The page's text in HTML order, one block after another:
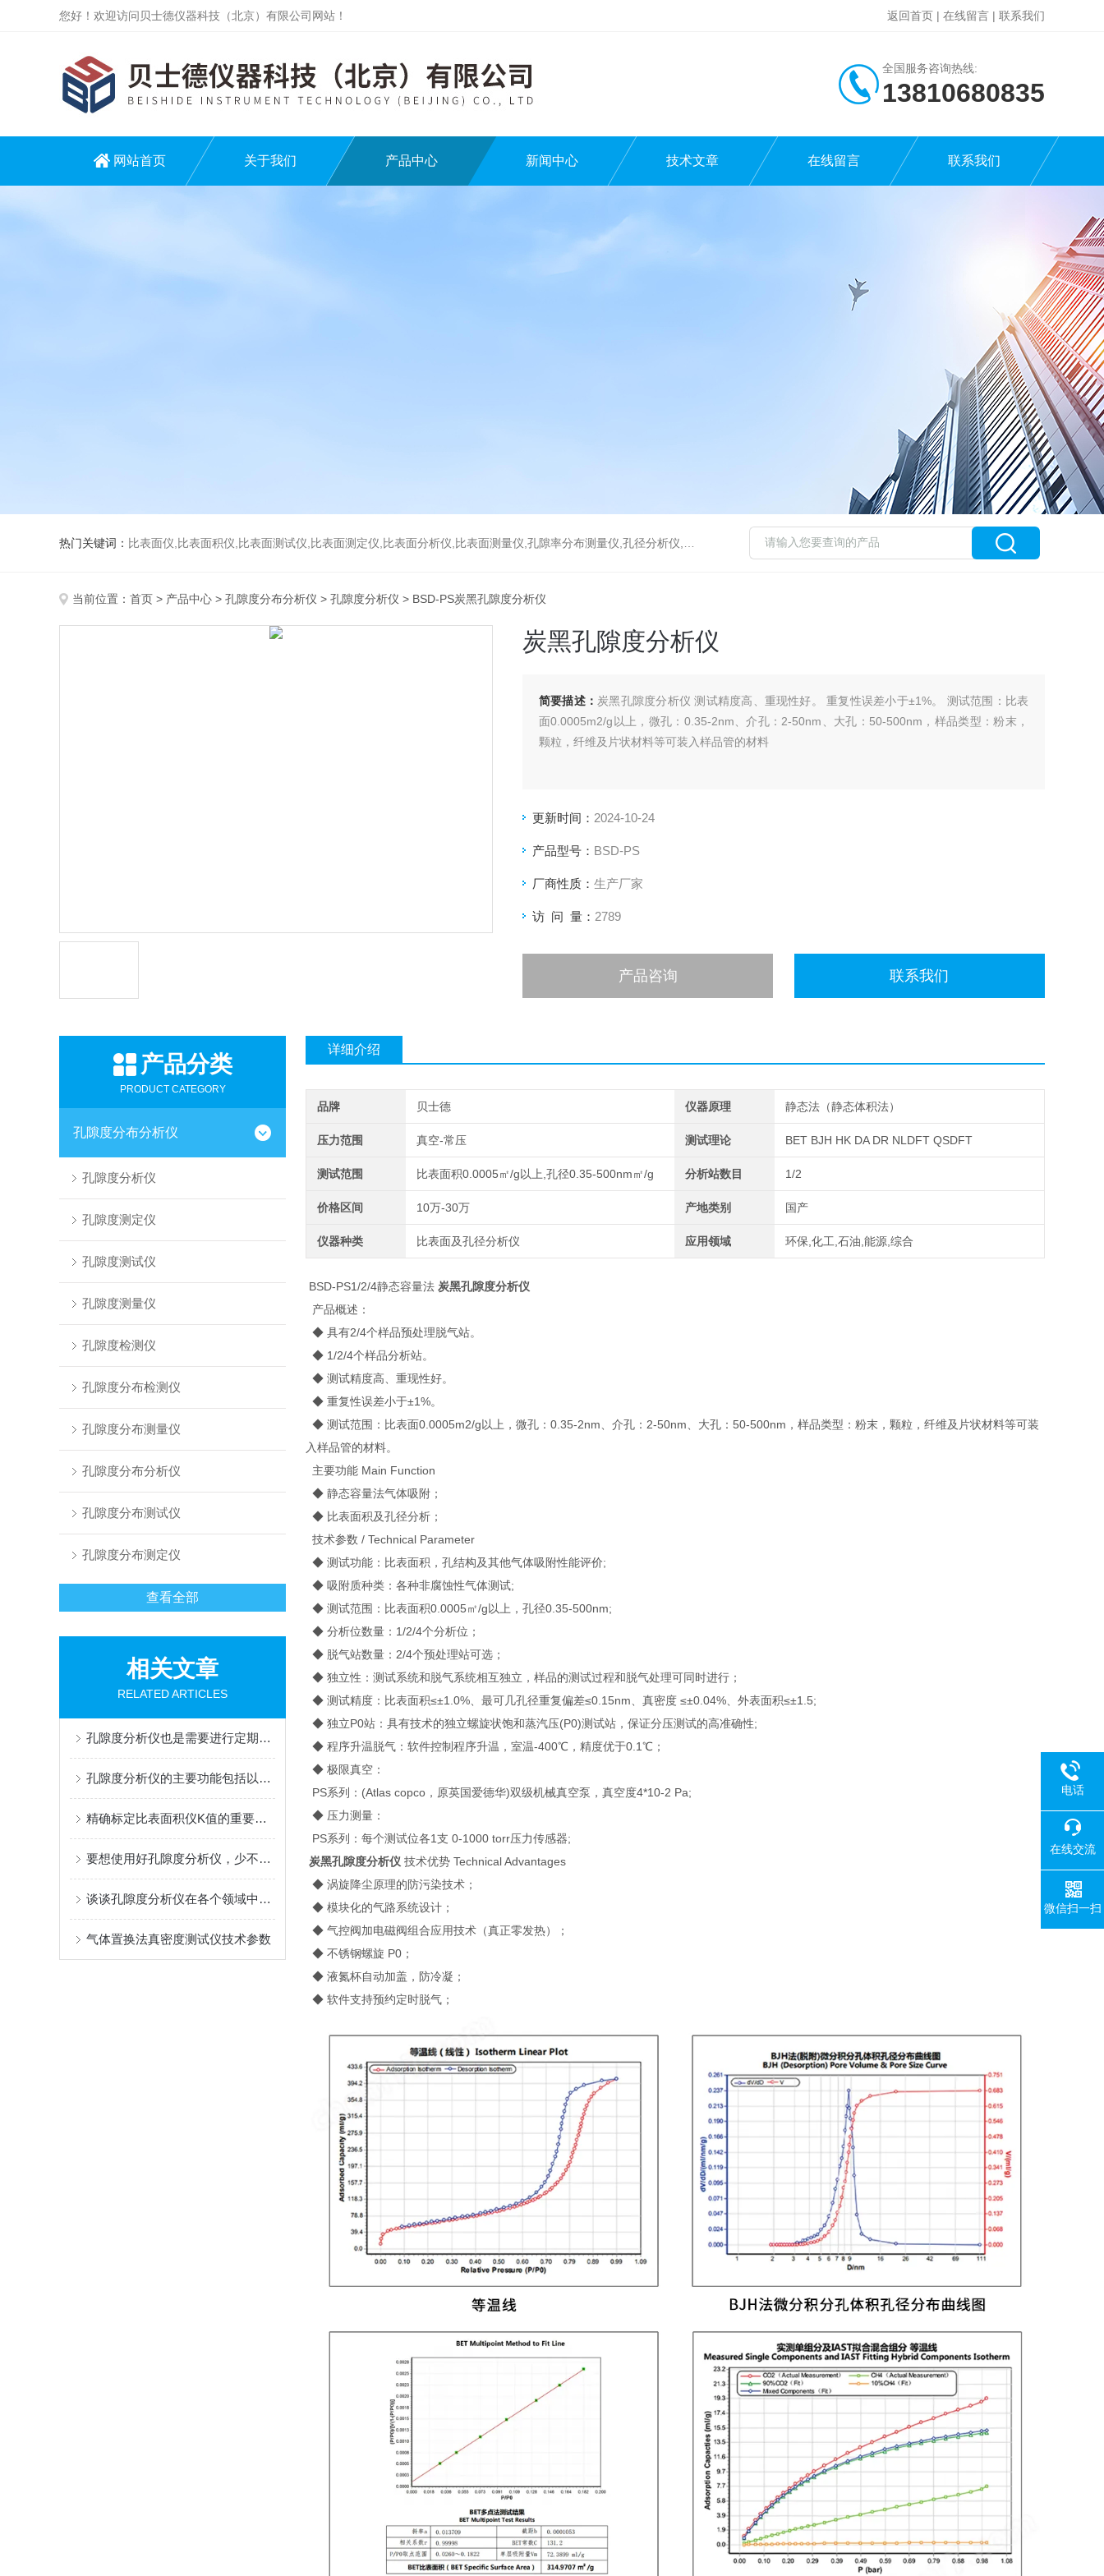
您好！欢迎访问贝士德仪器科技（北京）有限公司网站！ 返回首页 | 在线留言 | 联系我们
全国服务咨询热线:
13810680835
网站首页 关于我们 产品中心 新闻中心 技术文章 在线留言 联系我们
热门关键词： 比表面仪,比表面积仪,比表面测试仪,比表面测定仪,比表面分析仪,比表面测量仪,孔隙率分布测量仪,孔径分析仪,孔径测试仪,孔结构分析仪
当前位置： 首页 > 产品中心 > 孔隙度分布分析仪 > 孔隙度分析仪 > BSD-PS炭黑孔隙度分析仪
炭黑孔隙度分析仪
简要描述： 炭黑孔隙度分析仪 测试精度高、重现性好。 重复性误差小于±1%。 测试范围：比表
面0.0005m2/g以上，微孔：0.35-2nm、介孔：2-50nm、大孔：50-500nm，样品类型：粉末，
颗粒，纤维及片状材料等可装入样品管的材料
更新时间： 2024-10-24
产品型号： BSD-PS
厂商性质： 生产厂家
访 问 量： 2789
产品咨询 联系我们
产品分类
PRODUCT CATEGORY
孔隙度分布分析仪
孔隙度分析仪
孔隙度测定仪
孔隙度测试仪
孔隙度测量仪
孔隙度检测仪
孔隙度分布检测仪
孔隙度分布测量仪
孔隙度分布分析仪
孔隙度分布测试仪
孔隙度分布测定仪
查看全部
相关文章
RELATED ARTICLES
孔隙度分析仪也是需要进行定期保养的
孔隙度分析仪的主要功能包括以下几个方面
精确标定比表面积仪K值的重要性与方法解析
要想使用好孔隙度分析仪，少不了以下事项！
谈谈孔隙度分析仪在各个领域中的应用
气体置换法真密度测试仪技术参数
详细介绍
品牌 贝士德 仪器原理 静态法（静态体积法）
压力范围 真空-常压 测试理论 BET BJH HK DA DR NLDFT QSDFT
测试范围 比表面积0.0005㎡/g以上,孔径0.35-500nm㎡/g 分析站数目 1/2
价格区间 10万-30万 产地类别 国产
仪器种类 比表面及孔径分析仪 应用领域 环保,化工,石油,能源,综合
BSD-PS1/2/4静态容量法 炭黑孔隙度分析仪
产品概述：
◆ 具有2/4个样品预处理脱气站。
◆ 1/2/4个样品分析站。
◆ 测试精度高、重现性好。
◆ 重复性误差小于±1%。
◆ 测试范围：比表面0.0005m2/g以上，微孔：0.35-2nm、介孔：2-50nm、大孔：50-500nm，样品类型：粉末，颗粒，纤维及片状材料等可装
入样品管的材料。
主要功能 Main Function
◆ 静态容量法气体吸附；
◆ 比表面积及孔径分析；
技术参数 / Technical Parameter
◆ 测试功能：比表面积，孔结构及其他气体吸附性能评价;
◆ 吸附质种类：各种非腐蚀性气体测试;
◆ 测试范围：比表面积0.0005㎡/g以上，孔径0.35-500nm;
◆ 分析位数量：1/2/4个分析位；
◆ 脱气站数量：2/4个预处理站可选；
◆ 独立性：测试系统和脱气系统相互独立，样品的测试过程和脱气处理可同时进行；
◆ 测试精度：比表面积≤±1.0%、最可几孔径重复偏差≤0.15nm、真密度 ≤±0.04%、外表面积≤±1.5;
◆ 独立P0站：具有技术的独立螺旋状饱和蒸汽压(P0)测试站，保证分压测试的高准确性;
◆ 程序升温脱气：软件控制程序升温，室温-400℃，精度优于0.1℃；
◆ 极限真空：
PS系列：(Atlas copco，原英国爱德华)双级机械真空泵，真空度4*10-2 Pa;
◆ 压力测量：
PS系列：每个测试位各1支 0-1000 torr压力传感器;
炭黑孔隙度分析仪 技术优势 Technical Advantages
◆ 涡旋降尘原理的防污染技术；
◆ 模块化的气路系统设计；
◆ 气控阀加电磁阀组合应用技术（真正零发热）；
◆ 不锈钢螺旋 P0；
◆ 液氮杯自动加盖，防冷凝；
◆ 软件支持预约定时脱气；
电话
在线交流
微信扫一扫